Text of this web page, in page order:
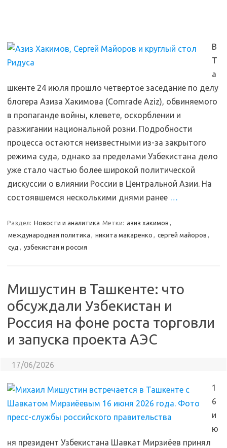
В
Т
а
шкенте 24 июля прошло четвертое заседание по делу
блогера Азиза Хакимова (Comrade Aziz), обвиняемого
в пропаганде войны, клевете, оскорблении и
разжигании национальной розни. Подробности
процесса остаются неизвестными из-за закрытого
режима суда, однако за пределами Узбекистана дело
уже стало частью более широкой политической
дискуссии о влиянии России в Центральной Азии. На
состоявшемся несколькими днями ранее …
Раздел: Новости и аналитика Метки: азиз хакимов ,
международная политика , никита макаренко , сергей майоров ,
суд , узбекистан и россия
Мишустин в Ташкенте: что
обсуждали Узбекистан и
Россия на фоне роста торговли
и запуска проекта АЭС
17/06/2026
1
6
и
ю
ня президент Узбекистана Шавкат Мирзиёев принял